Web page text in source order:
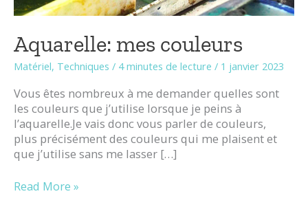
Aquarelle: mes couleurs
Matériel, Techniques / 4 minutes de lecture / 1 janvier 2023
Vous êtes nombreux à me demander quelles sont
les couleurs que j’utilise lorsque je peins à
l’aquarelle.Je vais donc vous parler de couleurs,
plus précisément des couleurs qui me plaisent et
que j’utilise sans me lasser […]
Read More »